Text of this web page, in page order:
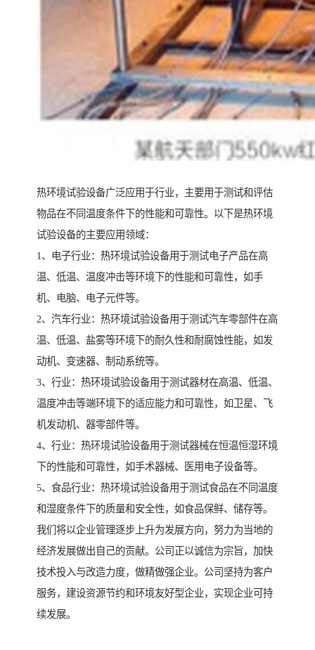
热环境试验设备广泛应用于行业，主要用于测试和评估
物品在不同温度条件下的性能和可靠性。以下是热环境
试验设备的主要应用领域：
1、电子行业：热环境试验设备用于测试电子产品在高
温、低温、温度冲击等环境下的性能和可靠性，如手
机、电脑、电子元件等。
2、汽车行业：热环境试验设备用于测试汽车零部件在高
温、低温、盐雾等环境下的耐久性和耐腐蚀性能，如发
动机、变速器、制动系统等。
3、行业：热环境试验设备用于测试器材在高温、低温、
温度冲击等端环境下的适应能力和可靠性，如卫星、飞
机发动机、器零部件等。
4、行业：热环境试验设备用于测试器械在恒温恒湿环境
下的性能和可靠性，如手术器械、医用电子设备等。
5、食品行业：热环境试验设备用于测试食品在不同温度
和湿度条件下的质量和安全性，如食品保鲜、储存等。
我们将以企业管理逐步上升为发展方向，努力为当地的
经济发展做出自己的贡献。公司正以诚信为宗旨，加快
技术投入与改造力度，做精做强企业。公司坚持为客户
服务，建设资源节约和环境友好型企业，实现企业可持
续发展。